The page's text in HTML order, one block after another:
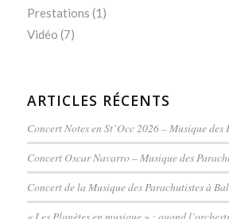
Prestations (1)
Vidéo (7)
ARTICLES RÉCENTS
Concert Notes en St’Occ 2026 – Musique des
Concert Oscar Navarro – Musique des
Concert de la Musique des Parachutistes à